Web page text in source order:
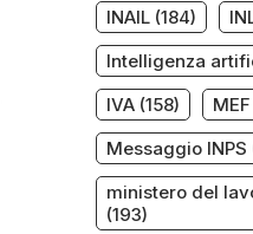
INAIL(184)
Intelligenza
IVA(158) MEF
Messaggio INPS
ministero del
(193)